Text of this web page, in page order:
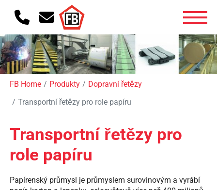
FB Home Produkty
Dopravní řetězy
Transportní řetězy pro role papíru
Transportní řetězy pro
role papíru
Papírenský průmysl je průmyslem surovinovým a vyrábí